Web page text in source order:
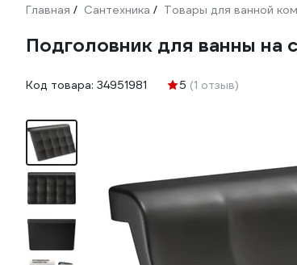
Главная / Сантехника / Товары для ванной
Подголовник для ванны на
Код товара: 34951981 5 (1 отзыв)